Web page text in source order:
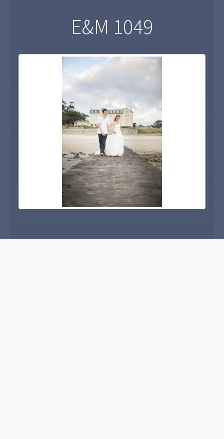
E&M 1049